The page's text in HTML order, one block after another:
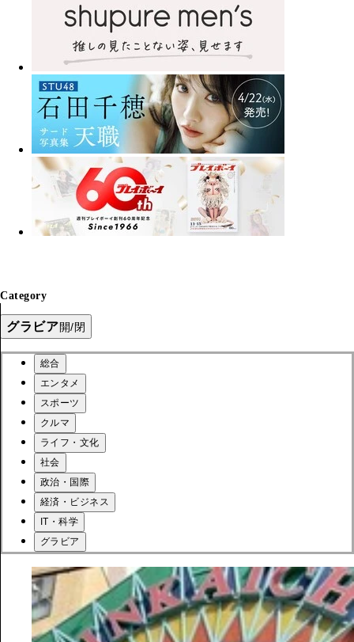
Category
グラビア開/閉
総合
エンタメ
スポーツ
クルマ
ライフ・文化
社会
政治・国際
経済・ビジネス
IT・科学
グラビア